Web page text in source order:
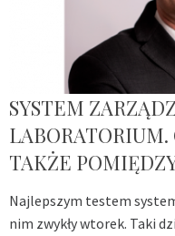
SYSTEM
LABORATORIUM.
TAKŻE
Najlepszym testem
nim zwykły wtorek. Taki